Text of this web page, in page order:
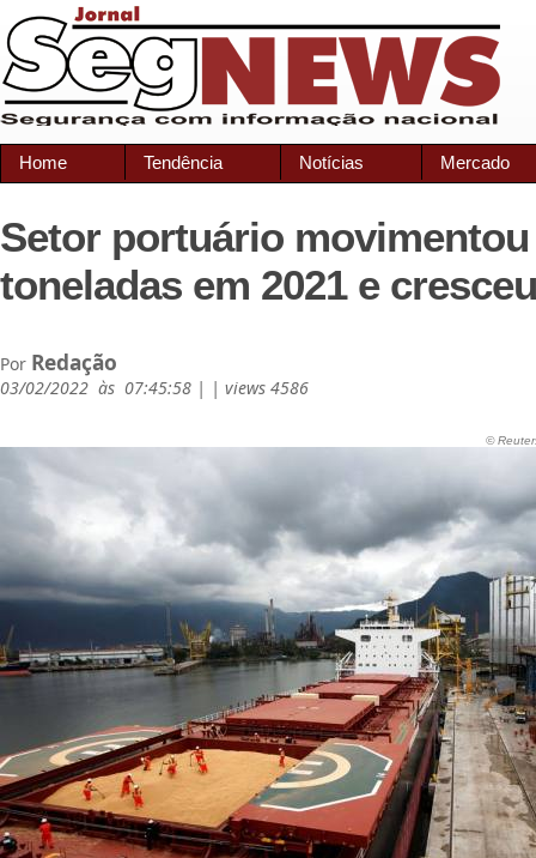
Home Tendência Notícias Mercado
Setor portuário movimentou
toneladas em 2021 e
Por Redação
03/02/2022 às 07:45:58 | | views 4586
©